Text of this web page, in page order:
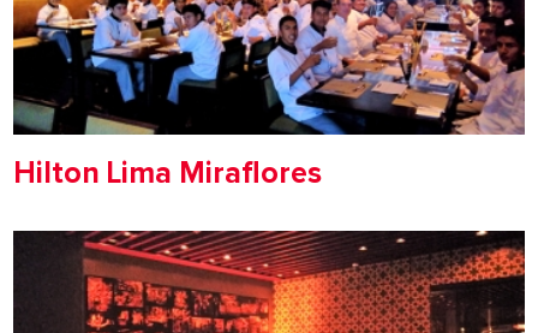
Hilton Lima Miraflores